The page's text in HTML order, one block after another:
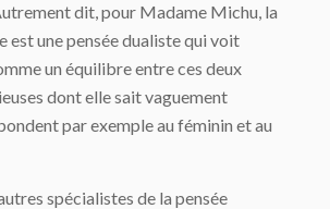
dit, pour Madame Michu, la
est une pensée dualiste qui voit
un équilibre entre ces deux
dont elle sait vaguement
par exemple au féminin et au
spécialistes de la pensée